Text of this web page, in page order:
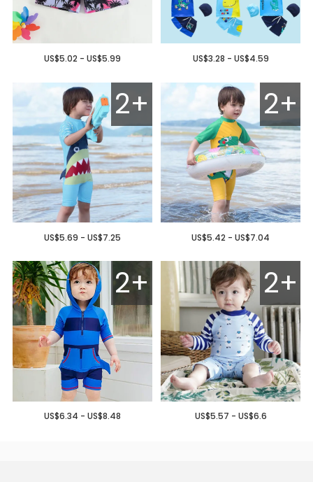
US$5.02 - US$5.99 US$3.28 - US$4.59
2+
US$5.69 - US$7.25
2+
US$5.42 - US$7.04
2+
US$6.34 - US$8.48
2+
US$5.57 - US$6.6